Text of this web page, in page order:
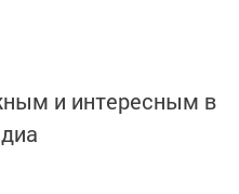
и интересным в